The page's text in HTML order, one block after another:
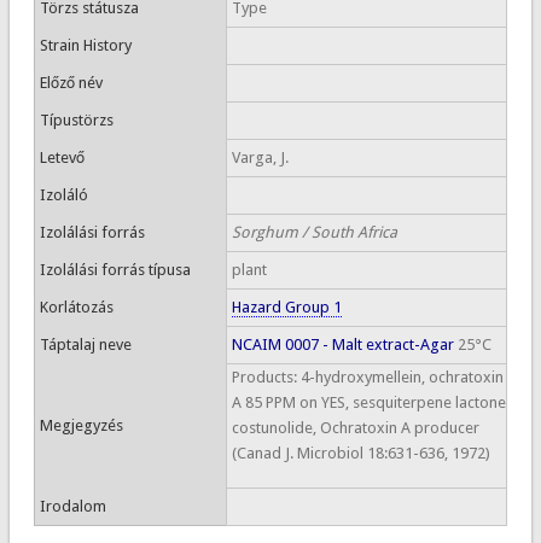
Törzs státusza Type
Strain History
Előző név
Típustörzs
Letevő Varga, J.
Izoláló
Izolálási forrás Sorghum / South Africa
Izolálási forrás típusa plant
Korlátozás Hazard Group 1
Táptalaj neve NCAIM 0007 - Malt extract-Agar25°C
Megjegyzés
Products: 4-hydroxymellein, ochratoxin
A 85 PPM on YES, sesquiterpene lactone
costunolide, Ochratoxin A producer
(Canad J. Microbiol 18:631-636, 1972)
Irodalom